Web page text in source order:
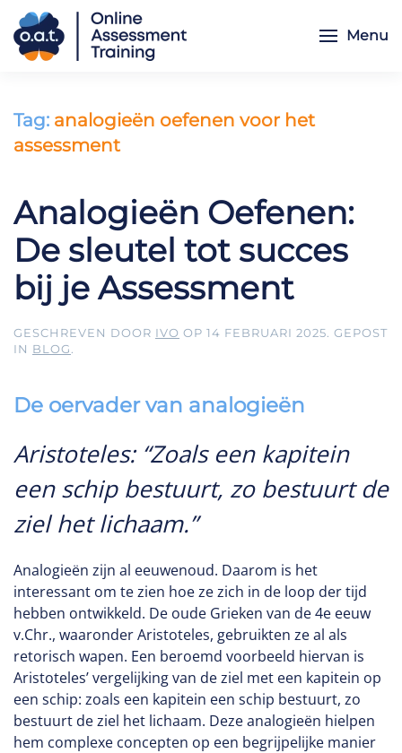
Skip to main content
Menu
Tag: analogieën oefenen voor het
assessment
Analogieën Oefenen:
De sleutel tot succes
bij je Assessment
GESCHREVEN DOOR IVO OP 14 FEBRUARI 2025. GEPOST
IN BLOG.
De oervader van analogieën
Aristoteles: “Zoals een kapitein
een schip bestuurt, zo bestuurt de
ziel het lichaam.”
Analogieën zijn al eeuwenoud. Daarom is het
interessant om te zien hoe ze zich in de loop der tijd
hebben ontwikkeld. De oude Grieken van de 4e eeuw
v.Chr., waaronder Aristoteles, gebruikten ze al als
retorisch wapen. Een beroemd voorbeeld hiervan is
Aristoteles’ vergelijking van de ziel met een kapitein op
een schip: zoals een kapitein een schip bestuurt, zo
bestuurt de ziel het lichaam. Deze analogieën hielpen
hem complexe concepten op een begrijpelijke manier